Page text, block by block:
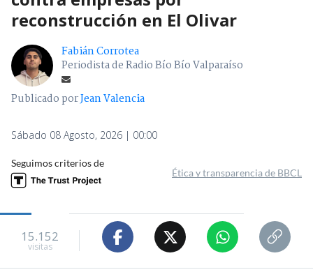
reconstrucción en El Olivar
Fabián Corrotea
Periodista de Radio Bío Bío Valparaíso
Publicado porJean Valencia
Sábado 08 Agosto, 2026 | 00:00
Seguimos criterios de
Ética y transparencia de BBCL
15.152
visitas